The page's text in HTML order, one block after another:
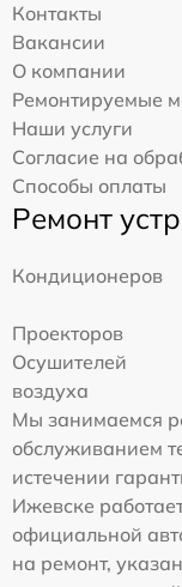
Контакты
Вакансии
О компании
Ремонтируемые
Наши услуги
Согласие на
Способы оплаты
Ремонт
Кондиционеров
Проекторов
Осушителей
воздуха
Мы занимаемся
обслуживанием
истечении
Ижевске
официальной
на ремонт,